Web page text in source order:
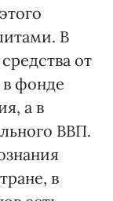
В
от
в фонде
а в
ВВП.
в